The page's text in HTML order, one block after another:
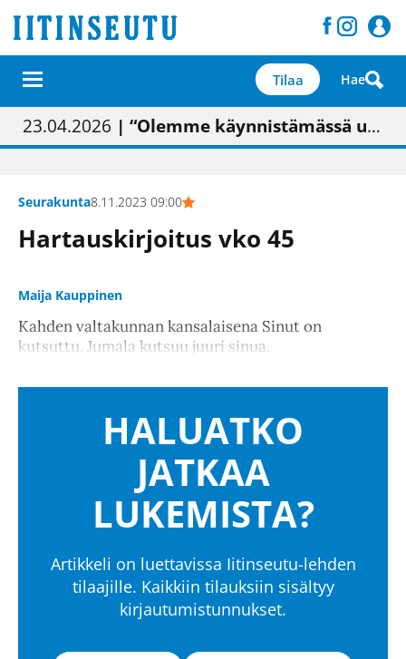
Tilaa Hae
01.02.2026 | Painon vaihtumisen pitäisi näkyä hieman parempana painojäljen laatuna lehdessä
05.02.2026 | Uudistettu kunnantalo on valoisa
23.04.2026 | “Olemme käynnistämässä uudelleen keskustavisiotyön”
09.05.2026| "Maalla on totuttu elämään omavaraisemmin kuin kaupungissa"
Seurakunta8.11.2023 09:00
Hartauskirjoitus vko 45
Maija Kauppinen
Kahden valtakunnan kansalaisena Sinut on
kutsuttu. Jumala kutsuu juuri sinua.
HALUATKO
JATKAA
LUKEMISTA?
Artikkeli on luettavissa Iitinseutu-lehden
tilaajille. Kaikkiin tilauksiin sisältyy
kirjautumistunnukset.